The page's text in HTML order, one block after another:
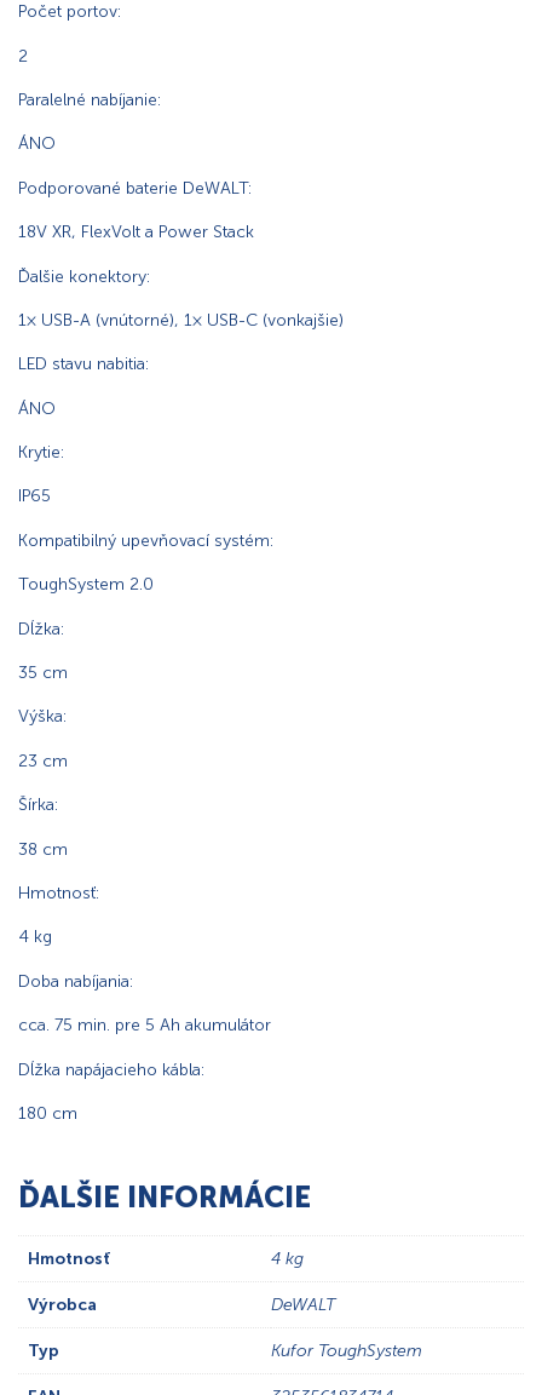
Počet portov:
2
Paralelné nabíjanie:
ÁNO
Podporované baterie DeWALT:
18V XR, FlexVolt a Power Stack
Ďalšie konektory:
1× USB-A (vnútorné), 1× USB-C (vonkajšie)
LED stavu nabitia:
ÁNO
Krytie:
IP65
Kompatibilný upevňovací systém:
ToughSystem 2.0
Dĺžka:
35 cm
Výška:
23 cm
Šírka:
38 cm
Hmotnosť:
4 kg
Doba nabíjania:
cca. 75 min. pre 5 Ah akumulátor
Dĺžka napájacieho kábla:
180 cm
ĎALŠIE INFORMÁCIE
Hmotnosť 4 kg
Výrobca DeWALT
Typ Kufor ToughSystem